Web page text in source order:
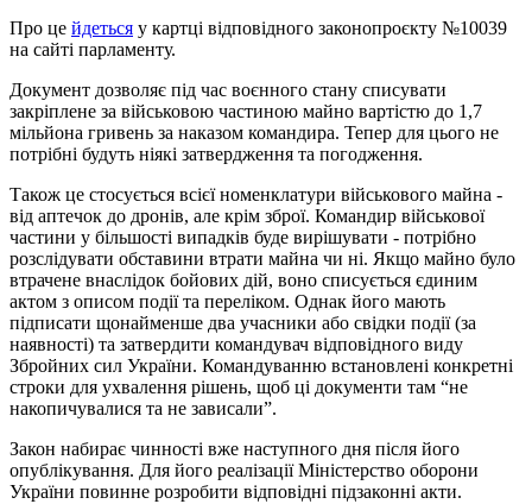
Про це йдеться у картці відповідного законопроєкту №10039
на сайті парламенту.
Документ дозволяє під час воєнного стану списувати
закріплене за військовою частиною майно вартістю до 1,7
мільйона гривень за наказом командира. Тепер для цього не
потрібні будуть ніякі затвердження та погодження.
Також це стосується всієї номенклатури військового майна -
від аптечок до дронів, але крім зброї. Командир військової
частини у більшості випадків буде вирішувати - потрібно
розслідувати обставини втрати майна чи ні. Якщо майно було
втрачене внаслідок бойових дій, воно списується єдиним
актом з описом події та переліком. Однак його мають
підписати щонайменше два учасники або свідки події (за
наявності) та затвердити командувач відповідного виду
Збройних сил України. Командуванню встановлені конкретні
строки для ухвалення рішень, щоб ці документи там “не
накопичувалися та не зависали”.
Закон набирає чинності вже наступного дня після його
опублікування. Для його реалізації Міністерство оборони
України повинне розробити відповідні підзаконні акти.